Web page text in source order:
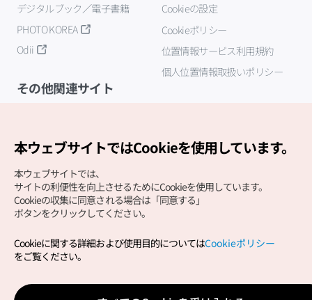
デジタルブック／電子書籍
PHOTO KOREA
Odii
Cookieの設定
Cookieポリシー
位置情報サービス利用規約
個人位置情報取扱いポリシー
その他関連サイト
Copyright (c) Korea Tourism Organization All Rights
サイトエラー報告公式メール
japanese@knto.or.kr
本ウェブサイトではCookieを使用しています。
本ウェブサイトでは、
サイトの利便性を向上させるためにCookieを使用しています。
Cookieの収集に同意される場合は「同意する」
ボタンをクリックしてください。
Cookieに関する詳細および使用目的についてはCookieポリシー
をご覧ください。